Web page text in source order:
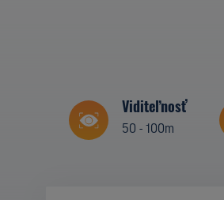
Viditeľnosť
50 - 100m